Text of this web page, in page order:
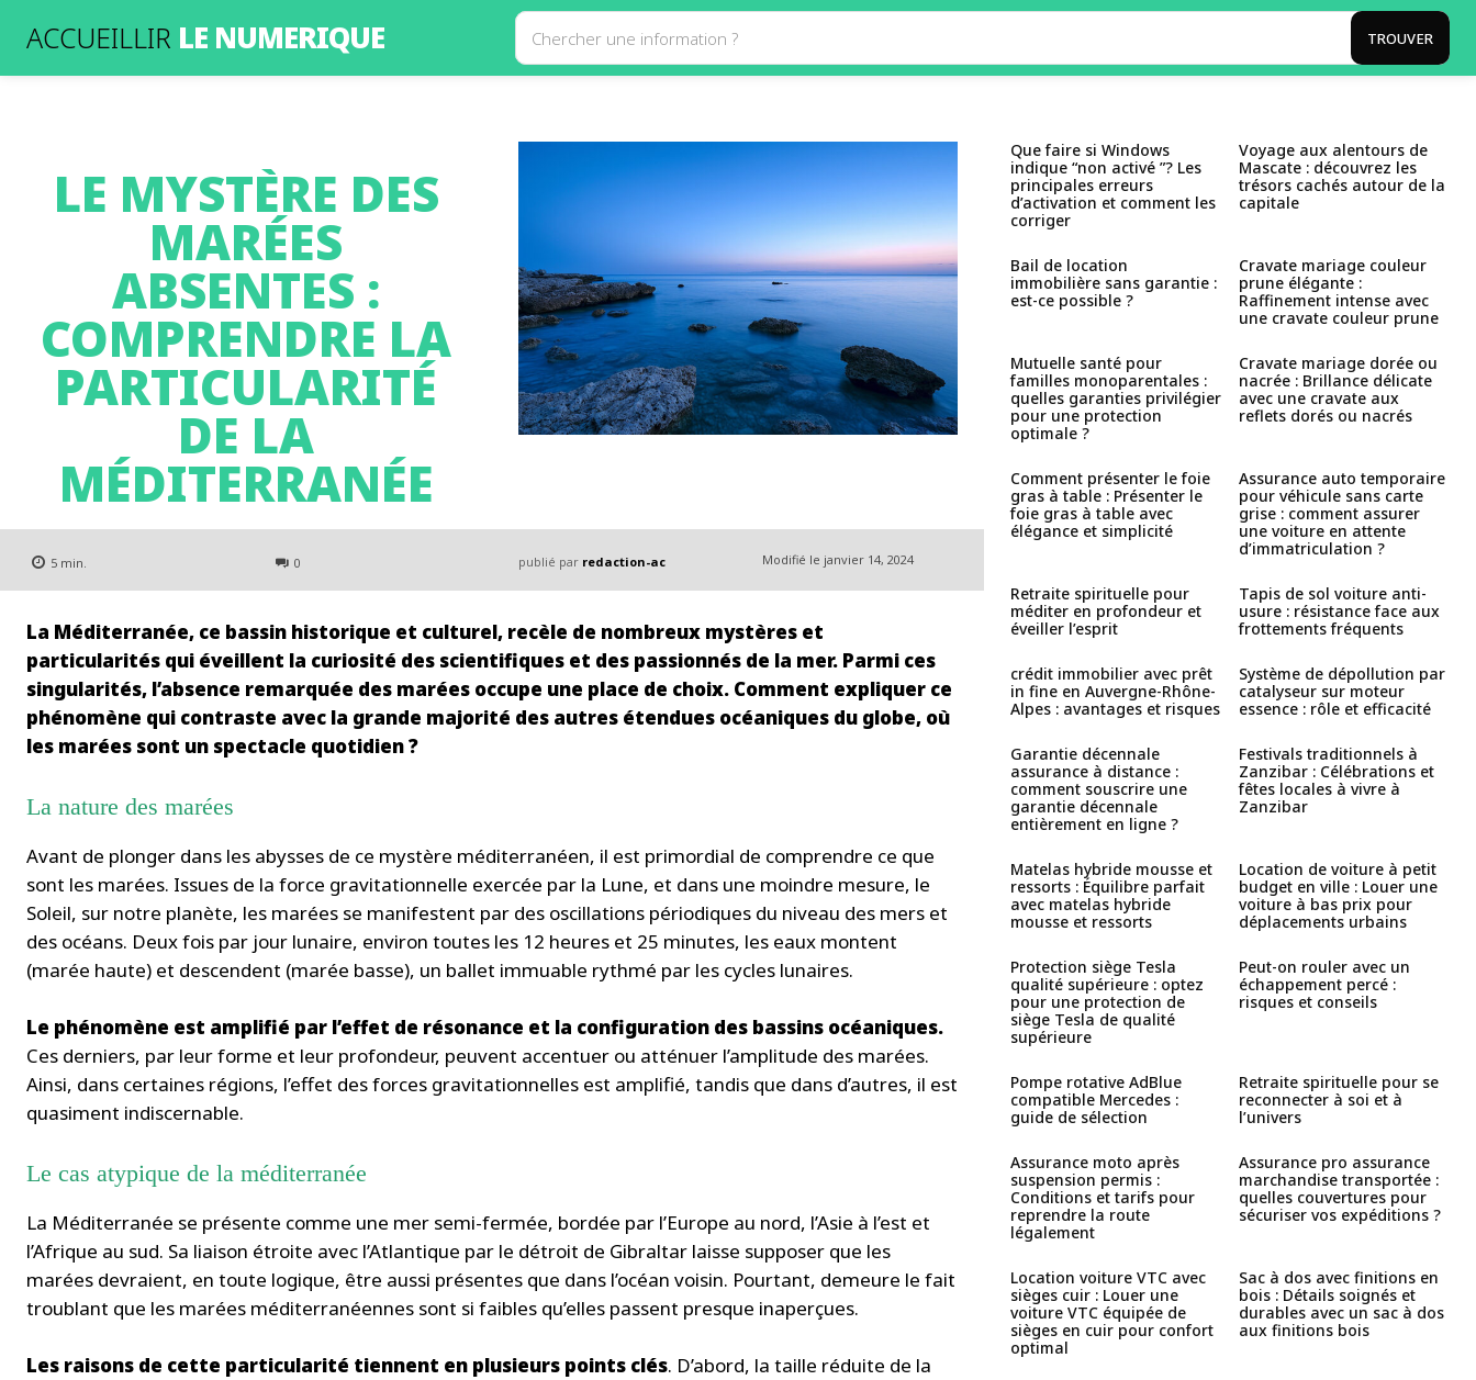
ACCUEILLIR LE NUMERIQUE Chercher une information ? TROUVER
LE MYSTÈRE DES
MARÉES
ABSENTES :
COMPRENDRE LA
PARTICULARITÉ
DE LA
MÉDITERRANÉE
5 min. 0 publié par redaction-ac Modifié le janvier 14, 2024
La Méditerranée, ce bassin historique et culturel, recèle de nombreux mystères et
particularités qui éveillent la curiosité des scientifiques et des passionnés de la mer. Parmi ces
singularités, l’absence remarquée des marées occupe une place de choix. Comment expliquer ce
phénomène qui contraste avec la grande majorité des autres étendues océaniques du globe, où
les marées sont un spectacle quotidien ?
La nature des marées
Avant de plonger dans les abysses de ce mystère méditerranéen, il est primordial de comprendre ce que
sont les marées. Issues de la force gravitationnelle exercée par la Lune, et dans une moindre mesure, le
Soleil, sur notre planète, les marées se manifestent par des oscillations périodiques du niveau des mers et
des océans. Deux fois par jour lunaire, environ toutes les 12 heures et 25 minutes, les eaux montent
(marée haute) et descendent (marée basse), un ballet immuable rythmé par les cycles lunaires.
Le phénomène est amplifié par l’effet de résonance et la configuration des bassins océaniques.
Ces derniers, par leur forme et leur profondeur, peuvent accentuer ou atténuer l’amplitude des marées.
Ainsi, dans certaines régions, l’effet des forces gravitationnelles est amplifié, tandis que dans d’autres, il est
quasiment indiscernable.
Le cas atypique de la méditerranée
La Méditerranée se présente comme une mer semi-fermée, bordée par l’Europe au nord, l’Asie à l’est et
l’Afrique au sud. Sa liaison étroite avec l’Atlantique par le détroit de Gibraltar laisse supposer que les
marées devraient, en toute logique, être aussi présentes que dans l’océan voisin. Pourtant, demeure le fait
troublant que les marées méditerranéennes sont si faibles qu’elles passent presque inaperçues.
Les raisons de cette particularité tiennent en plusieurs points clés. D’abord, la taille réduite de la
Que faire si Windows
indique “non activé ”? Les
principales erreurs
d’activation et comment les
corriger
Voyage aux alentours de
Mascate : découvrez les
trésors cachés autour de la
capitale
Bail de location
immobilière sans garantie :
est-ce possible ?
Cravate mariage couleur
prune élégante :
Raffinement intense avec
une cravate couleur prune
Mutuelle santé pour
familles monoparentales :
quelles garanties privilégier
pour une protection
optimale ?
Cravate mariage dorée ou
nacrée : Brillance délicate
avec une cravate aux
reflets dorés ou nacrés
Comment présenter le foie
gras à table : Présenter le
foie gras à table avec
élégance et simplicité
Assurance auto temporaire
pour véhicule sans carte
grise : comment assurer
une voiture en attente
d’immatriculation ?
Retraite spirituelle pour
méditer en profondeur et
éveiller l’esprit
Tapis de sol voiture anti-
usure : résistance face aux
frottements fréquents
crédit immobilier avec prêt
in fine en Auvergne-Rhône-
Alpes : avantages et risques
Système de dépollution par
catalyseur sur moteur
essence : rôle et efficacité
Garantie décennale
assurance à distance :
comment souscrire une
garantie décennale
entièrement en ligne ?
Festivals traditionnels à
Zanzibar : Célébrations et
fêtes locales à vivre à
Zanzibar
Matelas hybride mousse et
ressorts : Équilibre parfait
avec matelas hybride
mousse et ressorts
Location de voiture à petit
budget en ville : Louer une
voiture à bas prix pour
déplacements urbains
Protection siège Tesla
qualité supérieure : optez
pour une protection de
siège Tesla de qualité
supérieure
Peut-on rouler avec un
échappement percé :
risques et conseils
Pompe rotative AdBlue
compatible Mercedes :
guide de sélection
Retraite spirituelle pour se
reconnecter à soi et à
l’univers
Assurance moto après
suspension permis :
Conditions et tarifs pour
reprendre la route
légalement
Assurance pro assurance
marchandise transportée :
quelles couvertures pour
sécuriser vos expéditions ?
Location voiture VTC avec
sièges cuir : Louer une
voiture VTC équipée de
sièges en cuir pour confort
optimal
Sac à dos avec finitions en
bois : Détails soignés et
durables avec un sac à dos
aux finitions bois